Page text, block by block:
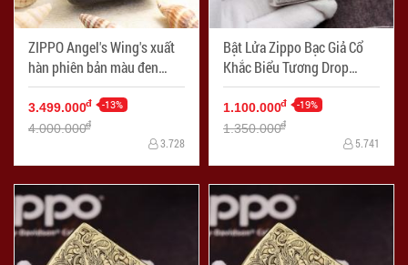
ZIPPO Angel's Wing's xuất
hàn phiên bản màu đen
dòng Limited Edition XIX -
Mã SP: ZPC2452-1
3.499.000đ -13%
4.000.000đ
3.728
Bật Lửa Zippo Bạc Giả Cổ
Khắc Biểu Tương Drop
Heart - Mã SP: ZPC2371
1.100.000đ -19%
1.350.000đ
5.741